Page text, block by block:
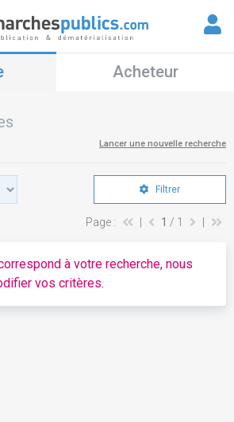
Acheteur
Lancer une nouvelle recherche
Filtrer
Page : 1 / 1
à votre recherche, nous
vos critères.